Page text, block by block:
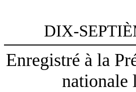
DIX-
Enregistré à la
nationale